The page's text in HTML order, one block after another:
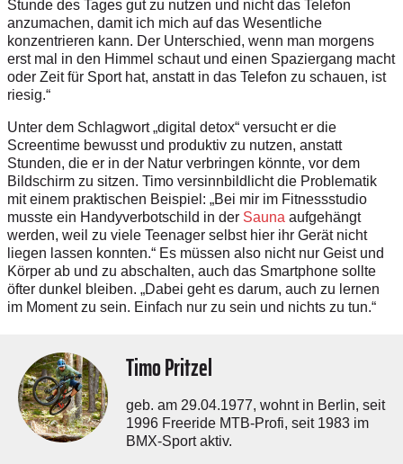
Stunde des Tages gut zu nutzen und nicht das Telefon
anzumachen, damit ich mich auf das Wesentliche
konzentrieren kann. Der Unterschied, wenn man morgens
erst mal in den Himmel schaut und einen Spaziergang macht
oder Zeit für Sport hat, anstatt in das Telefon zu schauen, ist
riesig.“
Unter dem Schlagwort „digital detox“ versucht er die
Screentime bewusst und produktiv zu nutzen, anstatt
Stunden, die er in der Natur verbringen könnte, vor dem
Bildschirm zu sitzen. Timo versinnbildlicht die Problematik
mit einem praktischen Beispiel: „Bei mir im Fitnessstudio
musste ein Handyverbotschild in der Sauna aufgehängt
werden, weil zu viele Teenager selbst hier ihr Gerät nicht
liegen lassen konnten.“ Es müssen also nicht nur Geist und
Körper ab und zu abschalten, auch das Smartphone sollte
öfter dunkel bleiben. „Dabei geht es darum, auch zu lernen
im Moment zu sein. Einfach nur zu sein und nichts zu tun.“
Timo Pritzel
geb. am 29.04.1977, wohnt in Berlin, seit
1996 Freeride MTB-Profi, seit 1983 im
BMX-Sport aktiv.